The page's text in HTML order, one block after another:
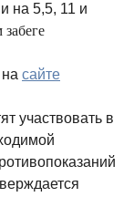
на 5,5, 11 и
сайте
участвовать в